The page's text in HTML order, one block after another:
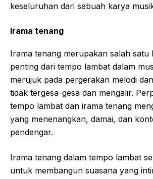
keseluruhan dari sebuah karya
Irama tenang
Irama tenang merupakan salah satu
penting dari tempo lambat dalam
merujuk pada pergerakan melodi
tidak tergesa-gesa dan mengalir.
tempo lambat dan irama tenang
yang menenangkan, damai, dan
pendengar.
Irama tenang dalam tempo lambat
untuk membangun suasana yang